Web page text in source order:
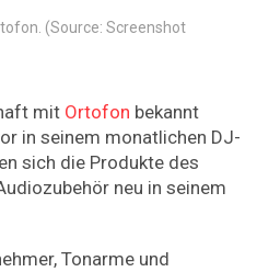
(Source: Screenshot
mit Ortofon bekannt
in seinem monatlichen DJ-
sich die Produkte des
neu in seinem
Tonarme und